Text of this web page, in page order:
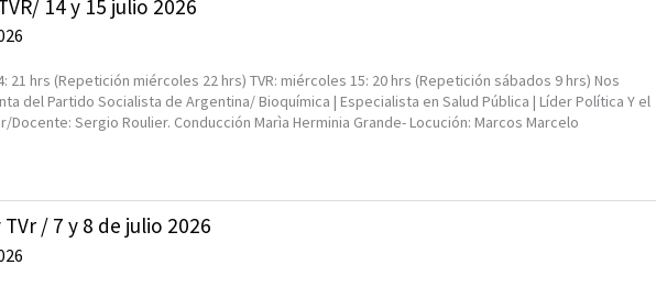
14 y 15 julio 2026
21 hrs (Repetición miércoles 22 hrs) TVR: miércoles 15: 20 hrs (Repetición sábados 9 hrs) Nos
del Partido Socialista de Argentina/ Bioquímica | Especialista en Salud Pública | Líder Política Y el
Sergio Roulier. Conducción Marìa Herminia Grande- Locución: Marcos Marcelo
/ 7 y 8 de julio 2026